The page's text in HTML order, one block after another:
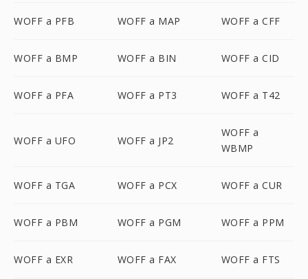
WOFF a PFB WOFF a MAP WOFF a CFF
WOFF a BMP WOFF a BIN WOFF a CID
WOFF a PFA WOFF a PT3 WOFF a T42
WOFF a UFO WOFF a JP2
WOFF a
WBMP
WOFF a TGA WOFF a PCX WOFF a CUR
WOFF a PBM WOFF a PGM WOFF a PPM
WOFF a EXR WOFF a FAX WOFF a FTS